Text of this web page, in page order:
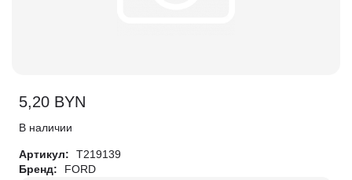
5,20 BYN
В наличии
Артикул:
T219139
Бренд:
FORD